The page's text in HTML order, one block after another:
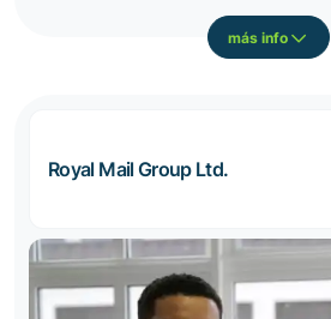
más info
Royal Mail Group Ltd.